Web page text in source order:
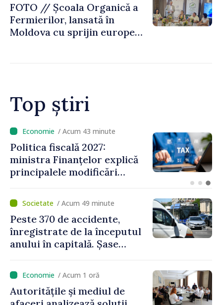
FOTO // Școala Organică a
Fermierilor, lansată în
Moldova cu sprijin european
Top știri
/ Acum 20 minute
VIDEO // Moldelectrica:
consumatorii finali nu au
fost afectați în urma
Dnestrovsk. Lucrările de
reparație vor fi efectuate în
regim prioritar
/ Acum 49 minute
Peste 370 de accidente,
înregistrate de la începutul
anului în capitală. Șase
/ Acum 1 oră
Autoritățile și mediul de